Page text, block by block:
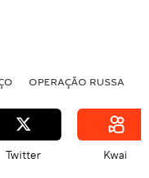
OPERAÇÃO RUSSA
Twitter Kwai